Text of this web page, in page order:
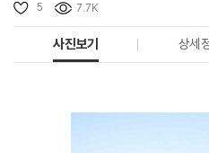
5 7.7K
사진보기 상세